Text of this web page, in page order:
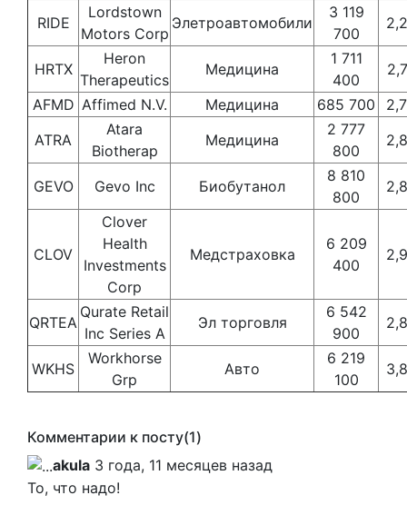
RIDE
Lordstown
Motors Corp
Элетроавтомобили
3 119
700
HRTX
Heron
Therapeutics
Медицина
1 711
400
AFMD Affimed N.V. Медицина 685 700
ATRA
Atara
Biotherap
Медицина
2 777
800
GEVO Gevo Inc Биобутанол
8 810
800
CLOV
Clover
Health
Investments
Corp
Медстраховка
6 209
400
QRTEA
Qurate Retail
Inc Series A
Эл торговля
6 542
900
WKHS
Workhorse
Grp
Авто
6 219
100
Комментарии к посту(1)
akula 3 года, 11 месяцев назад
То, что надо!